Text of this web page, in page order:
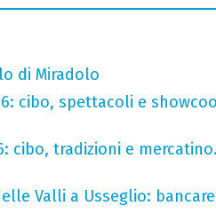
di Miradolo
cibo, spettacoli e
cibo, tradizioni e
Valli a Usseglio: